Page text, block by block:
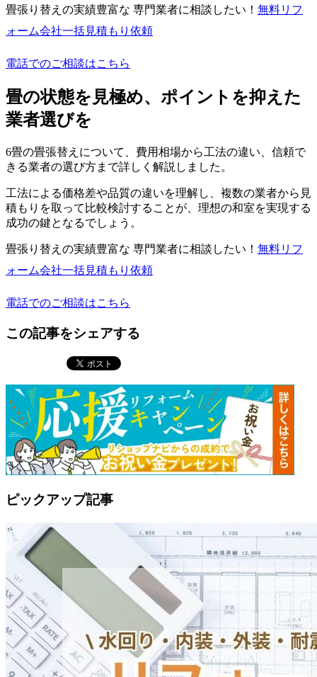
畳張り替えの実績豊富な 専門業者に相談したい！ 無料リフ
ォーム会社一括見積もり依頼
電話でのご相談はこちら
畳の状態を見極め、ポイントを抑えた
業者選びを
6畳の畳張替えについて、費用相場から工法の違い、信頼で
きる業者の選び方まで詳しく解説しました。
工法による価格差や品質の違いを理解し、複数の業者から見
積もりを取って比較検討することが、理想の和室を実現する
成功の鍵となるでしょう。
畳張り替えの実績豊富な 専門業者に相談したい！ 無料リフ
ォーム会社一括見積もり依頼
電話でのご相談はこちら
この記事をシェアする
ピックアップ記事